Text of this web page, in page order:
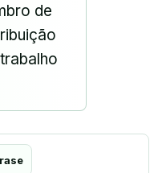
de